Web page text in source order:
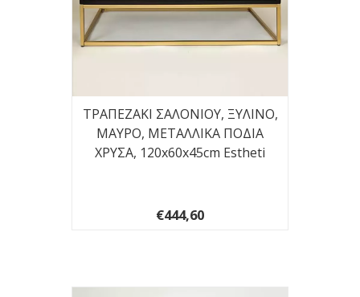
ΤΡΑΠΕΖΑΚΙ ΣΑΛΟΝΙΟΥ, ΞΥΛΙΝΟ,
ΜΑΥΡΟ, ΜΕΤΑΛΛΙΚΑ ΠΟΔΙΑ
ΧΡΥΣΑ, 120x60x45cm Estheti
€444,60